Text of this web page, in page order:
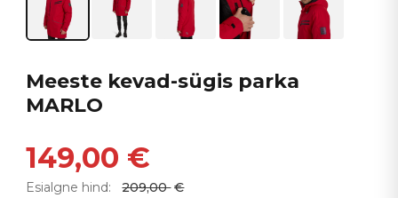
Meeste kevad-sügis parka
MARLO
149,00 €
Esialgne hind: 209,00 €